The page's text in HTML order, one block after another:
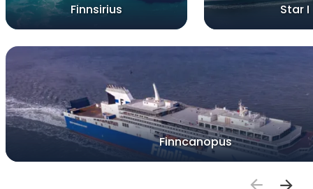
Finnsirius Star I
Finncanopus